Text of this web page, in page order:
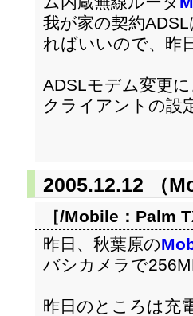
我が家の契約
ればいいので、昨
ADSLモデム変更
クライアントの設
2005.12.12 （
［/Mobile： Palm
昨日、秋葉原の
バシカメラで
昨日のところは充